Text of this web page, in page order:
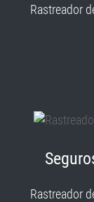
Rastreador
Rastreador